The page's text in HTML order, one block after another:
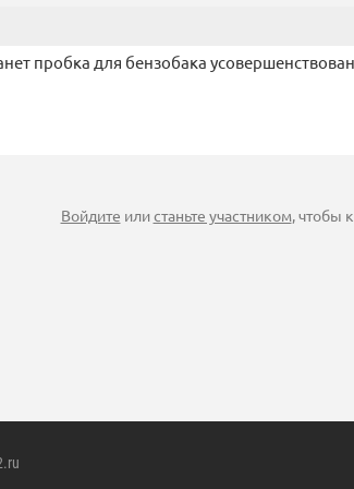
пробка для бензобака
Войдите илистаньте участником, чтобы